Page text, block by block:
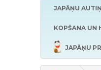
JAPĀŅU
KOPŠANA UN
JAPĀŅU